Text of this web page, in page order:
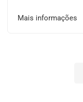
Mais informações